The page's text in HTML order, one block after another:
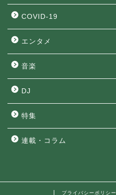
COVID-19
エンタメ
音楽
DJ
特集
連載・コラム
プライバシーポリシー